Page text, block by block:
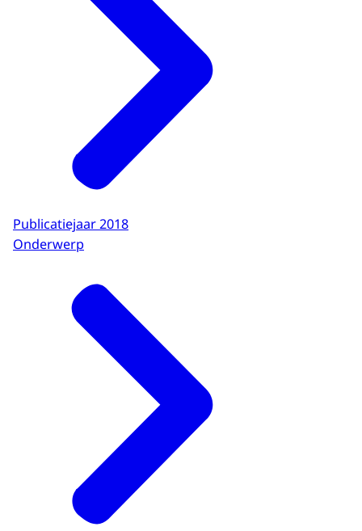
Publicatiejaar 2018
Onderwerp